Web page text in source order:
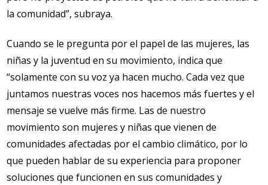
la comunidad”, subraya.
Cuando se le pregunta por el papel de las mujeres, las
niñas y la juventud en su movimiento, indica que
“solamente con su voz ya hacen mucho. Cada vez que
juntamos nuestras voces nos hacemos más fuertes y el
mensaje se vuelve más firme. Las de nuestro
movimiento son mujeres y niñas que vienen de
comunidades afectadas por el cambio climático, por lo
que pueden hablar de su experiencia para proponer
soluciones que funcionen en sus comunidades y